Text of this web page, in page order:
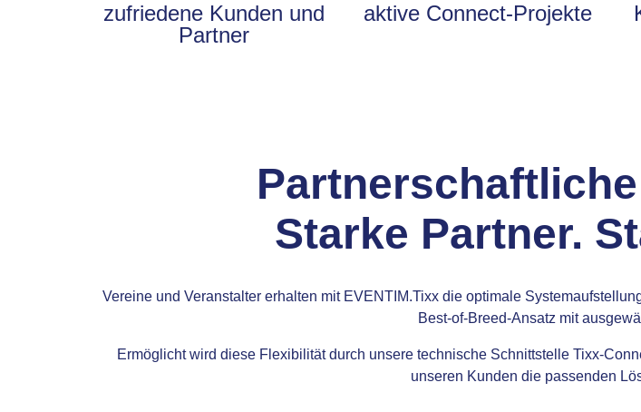
zufriedene Kunden und
Partner
aktive Connect-Projekte
Starke Partner.
Vereine und Veranstalter erhalten mit EVENTIM.Tixx die optimale
Best-of-Breed-Ansatz mit
Ermöglicht wird diese Flexibilität durch unsere technische Schnittstelle Tixx-
unseren Kunden die passenden